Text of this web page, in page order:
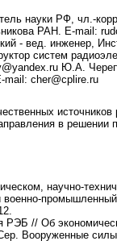
науки РФ, чл.-
РАН. E-mаil:
- вед. инженер,
систем
Ю.А.
cher@cplire.ru
в
научно-
военно-
РЭБ // Об
Сер. Вооруженные